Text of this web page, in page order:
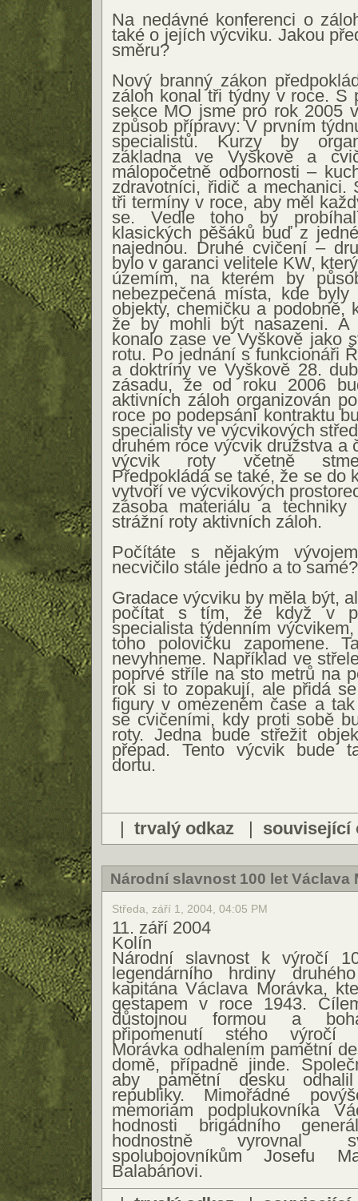
Na nedávné konferenci o
také o jejích výcviku. Jakou
směru?
Nový branný zákon
záloh konal tři týdny v roce. S
sekce MO jsme pro rok 2005
způsob přípravy: V prvním
specialistů. Kurzy by
základna ve Vyškově a
málopočetně odbornosti –
zdravotníci, řidič a mechanici.
tři termíny v roce, aby měl
se. Vedle toho by
klasických pěšáků buď z
najednou. Druhé cvičení –
bylo v garanci velitele KW,
územím, na kterém by
nebezpečená místa, kde
objekty, chemičku a podobně,
že by mohli být nasazeni.
konalo zase ve Vyškově jako
rotu. Po jednání s funkcionáři
a doktríny ve Vyškově 28.
zásadu, že od roku 2006
aktivních záloh organizován
roce po podepsání kontraktu
specialisty ve výcvikových
druhém roce výcvik družstva a
výcvik roty včetně
Předpokládá se také, že se do
vytvoří ve výcvikových
zásoba materiálu a techniky
strážní roty aktivních záloh.
Počítáte s nějakým
necvičilo stále jedno a to samé?
Gradace výcviku by měla být,
počítat s tím, že když v
specialista týdenním
toho polovičku zapomene.
nevyhneme. Například ve
poprvé stříle na sto metrů na
rok si to zopakují, ale přidá
figury v omezeném čase a
se cvičeními, kdy proti sobě
roty. Jedna bude střežit
přepad. Tento výcvik bude
dortu.
| trvalý odkaz | související
Národní slavnost 100 let Václava
Středa, září 1, 2004, 04:05 PM
11. září 2004
Kolín
Národní slavnost k výročí
legendárního hrdiny
kapitána Václava Morávka,
gestapem v roce 1943.
důstojnou formou a
připomenutí stého výročí
Morávka odhalením pamětní
domě, případně jinde.
aby pamětní desku
republiky. Mimořádné
memoriam podplukovníka
hodnosti brigádního
hodnostně vyrovnal
spolubojovníkům Josefu
Balabánovi.